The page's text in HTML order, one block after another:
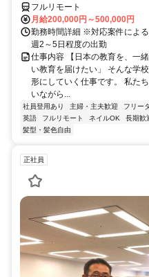
フルリモート
月給200,000円～500,000円
勤務時間詳細 ※対応案件によ
週2～5日程度の出勤
仕事内容 【日本の教育を、一
い教育を届けたい」 そんな学
形にしていく仕事です。 私た
いながら...
社員登用あり 主婦・主夫歓迎 フリー
英語
フルリモート ネイルOK 長期歓
髪型・髪色自由
正社員